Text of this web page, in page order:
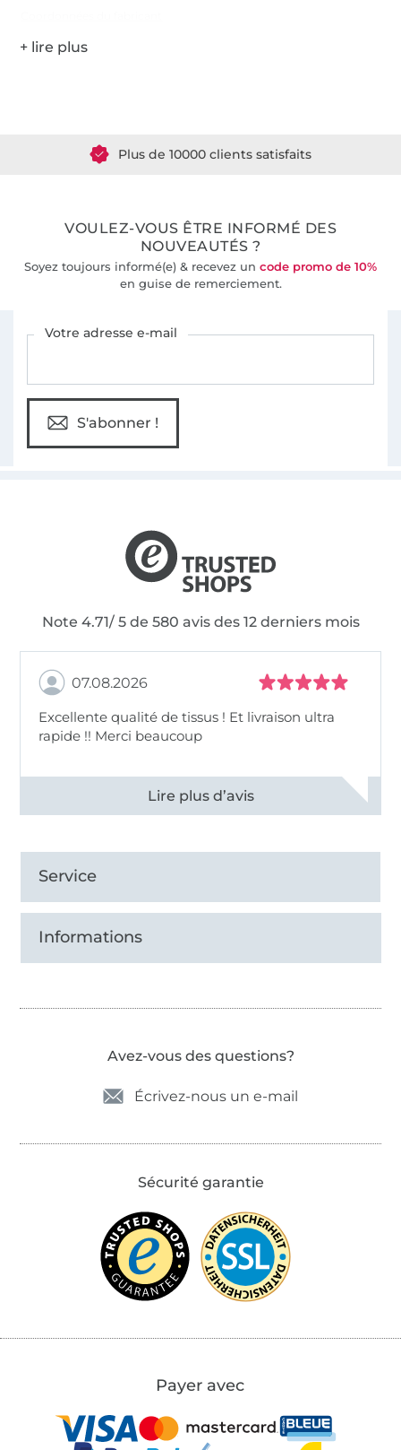
Plus de 10000 clients satisfaits
VOULEZ-VOUS ÊTRE INFORMÉ DES
NOUVEAUTÉS ?
Soyez toujours informé(e) & recevez un code promo de 10%
en guise de remerciement.
Votre adresse e-mail
S'abonner !
Note 4.71/ 5 de 580 avis des 12 derniers mois
07.08.2026
Excellente qualité de tissus ! Et livraison ultra
rapide !! Merci beaucoup
Voir tous les 11496 commentaires
Service
Informations
Avez-vous des questions?
Écrivez-nous un e-mail
Sécurité garantie
Payer avec